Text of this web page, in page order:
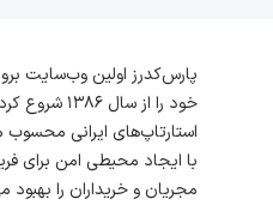
پارس‌کدرز اولین وب‌سایت
خود را از سال
استارتاپ‌های ایرانی
با ایجاد محیطی امن برای
مجریان و خریداران را